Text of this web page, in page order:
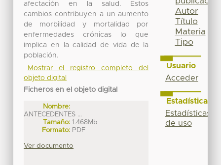
afectación en la salud. Estos
cambios contribuyen a un aumento
de morbilidad y mortalidad por
enfermedades crónicas lo que
implica en la calidad de vida de la
población.
Mostrar el registro completo del
objeto digital
Ficheros en el objeto digital
Nombre:
ANTECEDENTES ...
Tamaño: 1.468Mb
Formato: PDF
Ver documento
Autor
Título
Materia
Tipo
Usuario
Acceder
Estadísticas
Estadísticas
de uso